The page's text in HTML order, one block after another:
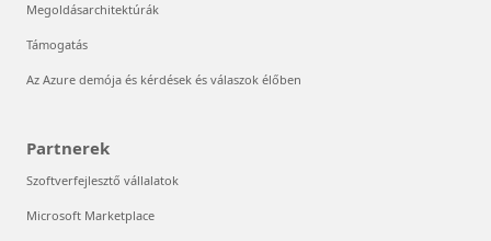
Megoldásarchitektúrák
Támogatás
Az Azure demója és kérdések és válaszok élőben
Partnerek
Szoftverfejlesztő vállalatok
Microsoft Marketplace